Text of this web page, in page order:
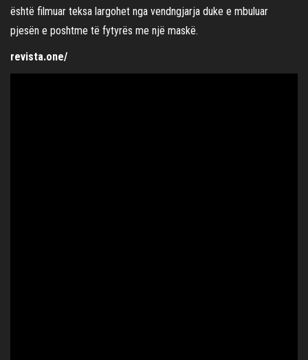
është filmuar teksa largohet nga vendngjarja duke e mbuluar
pjesën e poshtme të fytyrës me një maskë.
revista.one/